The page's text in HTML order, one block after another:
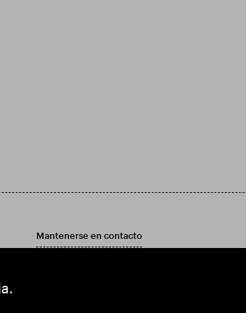
Mantenerse en contacto